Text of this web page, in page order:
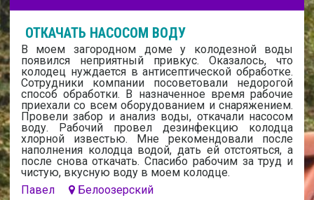
ОТКАЧАТЬ НАСОСОМ ВОДУ
В моем загородном доме у колодезной воды
появился неприятный привкус. Оказалось, что
колодец нуждается в антисептической обработке.
Сотрудники компании посоветовали недорогой
способ обработки. В назначенное время рабочие
приехали со всем оборудованием и снаряжением.
Провели забор и анализ воды, откачали насосом
воду. Рабочий провел дезинфекцию колодца
хлорной известью. Мне рекомендовали после
наполнения колодца водой, дать ей отстояться, а
после снова откачать. Спасибо рабочим за труд и
чистую, вкусную воду в моем колодце.
Павел
Белоозерский